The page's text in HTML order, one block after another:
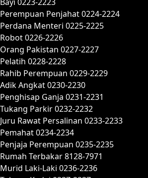
Perempuan Penjahat 0224-2224
Perdana Menteri 0225-2225
Robot 0226-2226
Orang Pakistan 0227-2227
Pelatih 0228-2228
Rahib Perempuan 0229-2229
Adik Angkat 0230-2230
Penghisap Ganja 0231-2231
Tukang Parkir 0232-2232
Juru Rawat Persalinan 0233-2233
Pemahat 0234-2234
Penjaja Perempuan 0235-2235
Rumah Terbakar 8128-7971
Murid Laki-Laki 0236-2236